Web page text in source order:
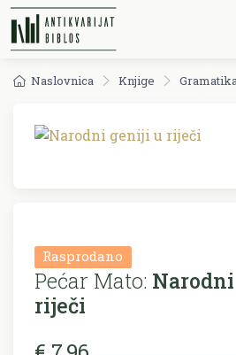
Naslovnica Knjige
Rasprodano
Pećar Mato:
riječi